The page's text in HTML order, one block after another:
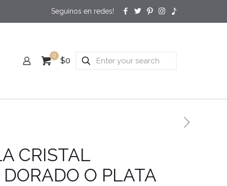
0
$0
CRISTAL
O PLATA